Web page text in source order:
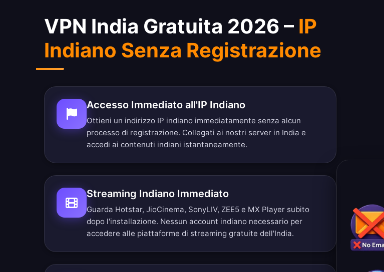
VPN India Gratuita 2026 – IP
Indiano Senza Registrazione
Accesso Immediato all'IP Indiano
Ottieni un indirizzo IP indiano immediatamente senza alcun
processo di registrazione. Collegati ai nostri server in India e
accedi ai contenuti indiani istantaneamente.
Streaming Indiano Immediato
Guarda Hotstar, JioCinema, SonyLIV, ZEE5 e MX Player subito
dopo l'installazione. Nessun account indiano necessario per
accedere alle piattaforme di streaming gratuite dell'India.